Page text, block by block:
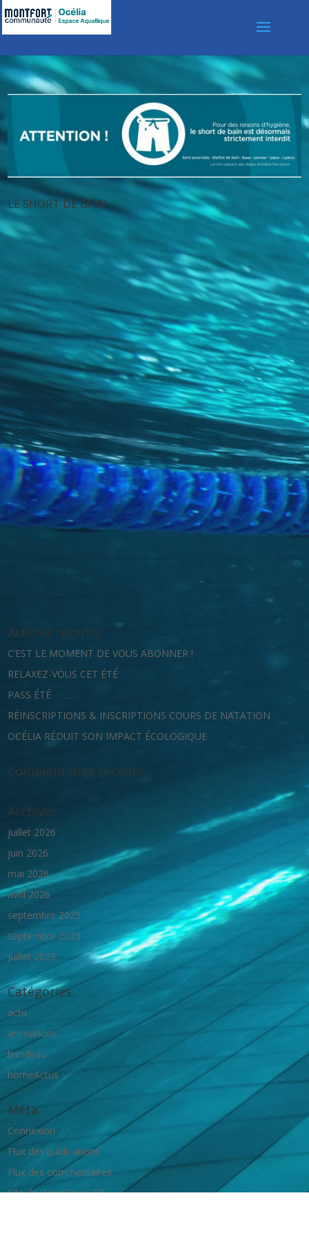
LE SHORT DE BAIN
Articles récents
C’EST LE MOMENT DE VOUS ABONNER !
RELAXEZ-VOUS CET ÉTÉ
PASS ÉTÉ
RÉINSCRIPTIONS & INSCRIPTIONS COURS DE NATATION
OCÉLIA RÉDUIT SON IMPACT ÉCOLOGIQUE
Commentaires récents
Archives
juillet 2026
juin 2026
mai 2026
avril 2026
septembre 2025
septembre 2023
juillet 2023
Catégories
actu
animations
bandeau
homeActus
Méta
Connexion
Flux des publications
Flux des commentaires
Site de WordPress-FR